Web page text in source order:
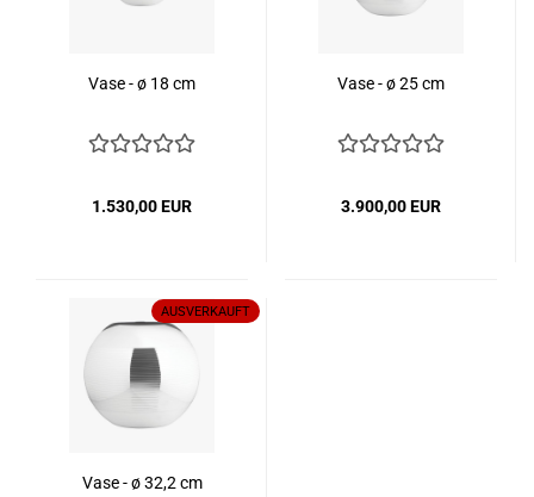
Vase - ø 18 cm
1.530,00 EUR
Vase - ø 25 cm
3.900,00 EUR
AUSVERKAUFT
Vase - ø 32,2 cm